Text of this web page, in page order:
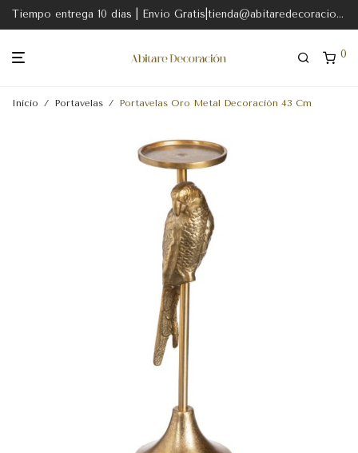
Tiempo entrega 10 dias | Envio Gratis|tienda@abitaredecoracion.com
0
Inicio / Portavelas / Portavelas Oro Metal Decoración 43 Cm